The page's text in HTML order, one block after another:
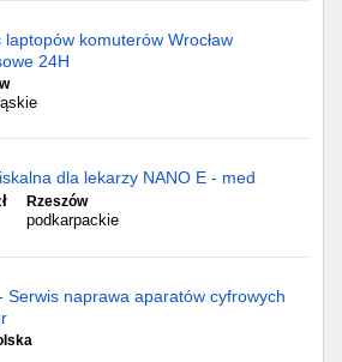
laptopów komuterów Wrocław
24H
dla lekarzy NANO E - med
Rzeszów
podkarpackie
Serwis naprawa aparatów cyfrowych